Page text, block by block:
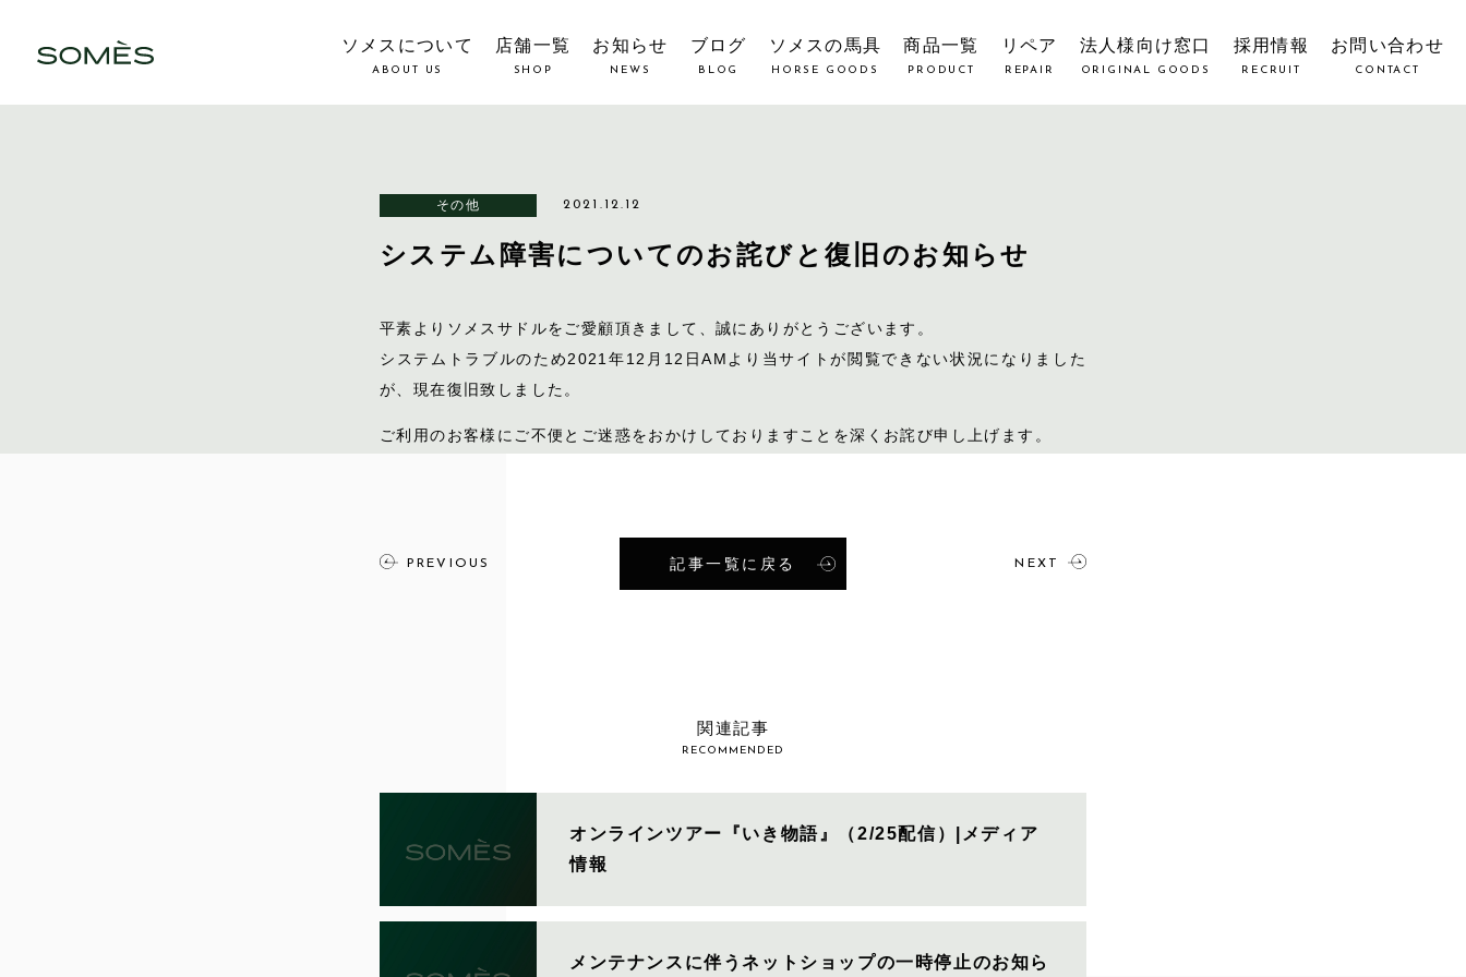
ソメスについて
ABOUT US
店舗一覧
SHOP
お知らせ
NEWS
ブログ
BLOG
ソメスの馬具
HORSE GOODS
商品一覧
PRODUCT
リペア
REPAIR
法人様向け窓口
ORIGINAL GOODS
採用情報
RECRUIT
お問い合わせ
CONTACT
その他 2021.12.12
システム障害についてのお詫びと復旧のお知らせ
平素よりソメスサドルをご愛顧頂きまして、誠にありがとうございます。
システムトラブルのため2021年12月12日AMより当サイトが閲覧できない状況になりました
が、現在復旧致しました。
ご利用のお客様にご不便とご迷惑をおかけしておりますことを深くお詫び申し上げます。
PREVIOUS 記事一覧に戻る NEXT
関連記事
RECOMMENDED
オンラインツアー『いき物語』（2/25配信）|メディア
情報
メンテナンスに伴うネットショップの一時停止のお知ら